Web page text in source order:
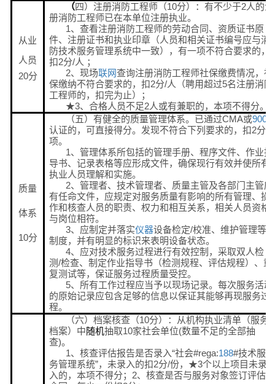
从业
人员
20分
（四）注册消防工程师（10分）：有不少于2人的注
册消防工程师已在本单位注册执业。
1、查看注册消防工程师的劳动合同、资质证书原
件、注册证书和执业印章（人员和相关证书编号应与消
防技术服务管理系统中一致），有一项不符合要求的，
扣2分/人 ；
2、现场联网查询注册消防工程师社保缴费情况，社
保缴纳不符合要求的，扣2分/人（聘用超过5名注册消防
工程师的，扣完为止）；
★3、合格人员不足2人或有兼职的，本项不得分。
质量
体系
10分
（五）有健全的质量管理体系。已通过CMA或9000
认证的，可直接得分。发现不符合下列要求的，扣2分/
项。
1、管理体系所包括的管理手册、程序文件、作业指
导书、记录表格等应形成文件，确保现行有效并使所有
执业人员理解和实施。
2、管理者、技术管理者、质量主管及各部门主管应
有任命文件，应规定对服务质量有影响的所有管理、操
作和核查人员的职责、权力和相互关系，相关人员资格
与岗位相符。
3、应制定并落实仪器设备检定/校准、维护管理等
制度，并有明显的标识来表明设备状态。
4、应对技术服务过程进行有效控制，采取双人检
测/检查、制定作业指导书（检测规程、评估规程）、重
复测试等，保证服务过程质量受控。
5、所有工作过程应当予以现场记录。每次服务活动
的原始记录应包含足够的信息以保证其能够再现服务过
程。
（六）档案核查（10分）：从机构执业清单（服务
档案）中随机抽取10家社会单位(数量不足的全部抽
查)。
1、核查评估报告是否录入“社会#rega:188#技术服
务管理系统”，未录入的扣2分/份，★3个以上项目未录
入的，本项不得分；2、核查是否与服务对象签订评估